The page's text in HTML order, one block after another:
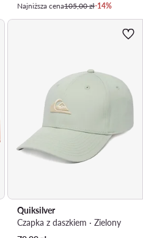
Najniższa cena105,00 zł-14%
Quiksilver
Czapka z daszkiem · Zielony